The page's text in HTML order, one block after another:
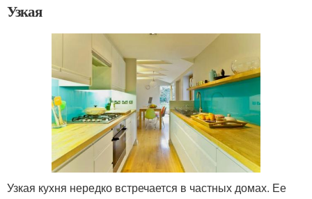
Узкая
Узкая кухня нередко встречается в частных домах. Ее